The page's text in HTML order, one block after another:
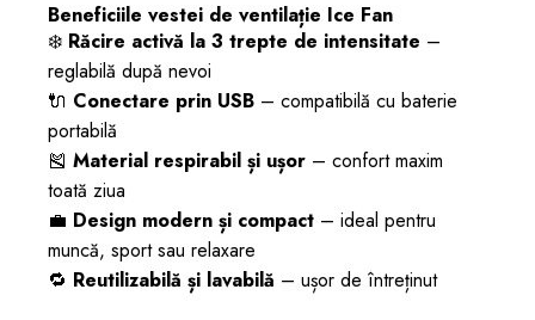
Beneficiile vestei de ventilație Ice Fan
❄️ Răcire activă la 3 trepte de intensitate –
reglabilă după nevoi
🔌 Conectare prin USB – compatibilă cu baterie
portabilă
🎽 Material respirabil și ușor – confort maxim
toată ziua
💼 Design modern și compact – ideal pentru
muncă, sport sau relaxare
🔁 Reutilizabilă și lavabilă – ușor de întreținut